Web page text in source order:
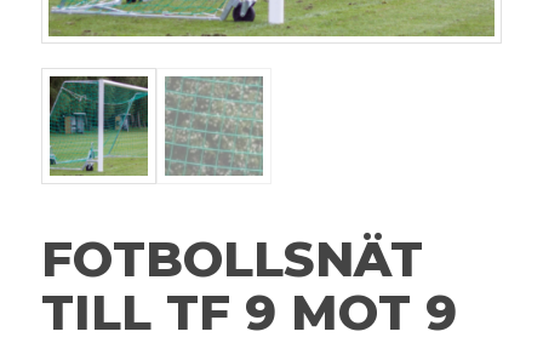
FOTBOLLSNÄT
TILL TF 9 MOT 9